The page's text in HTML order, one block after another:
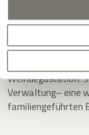
Andreas und
meist hinter den
Team in den
Mit unseren
Wein und teilen
Weindegustation.
Verwaltung– eine
familiengeführten